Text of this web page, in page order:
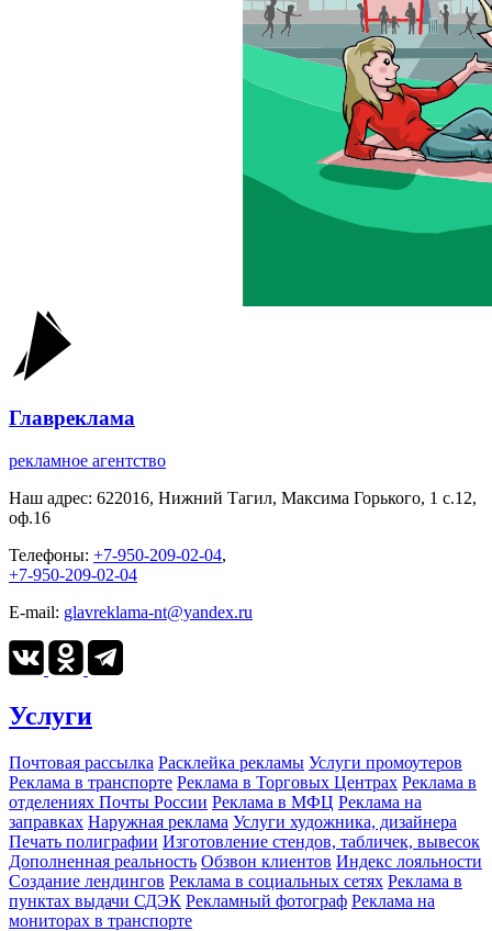
Главреклама
рекламное агентство
Наш адрес: 622016, Нижний Тагил, Максима Горького, 1 c.12,
оф.16
Телефоны: +7-950-209-02-04,
+7-950-209-02-04
E-mail: glavreklama-nt@yandex.ru
Услуги
Почтовая рассылка Расклейка рекламы Услуги промоутеров
Реклама в транспорте Реклама в Торговых Центрах Реклама в
отделениях Почты России Реклама в МФЦ Реклама на
заправках Наружная реклама Услуги художника, дизайнера
Печать полиграфии Изготовление стендов, табличек, вывесок
Дополненная реальность Обзвон клиентов Индекс лояльности
Создание лендингов Реклама в социальных сетях Реклама в
пунктах выдачи СДЭК Рекламный фотограф Реклама на
мониторах в транспорте